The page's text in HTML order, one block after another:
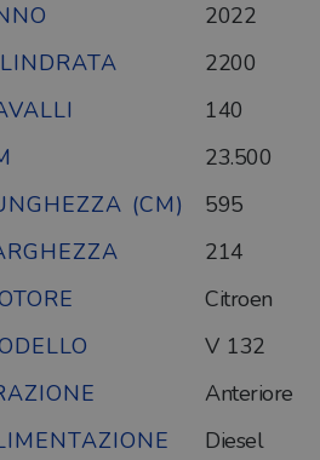
2022
2200
140
23.500
(CM)
595
214
Citroen
V 132
Anteriore
Diesel